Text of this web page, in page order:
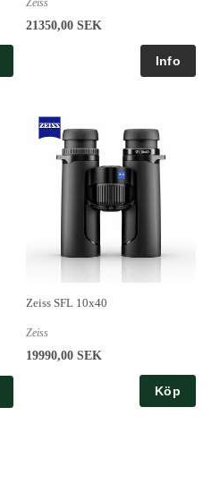
21350,00 SEK
Zeiss SFL 10x40
Zeiss
19990,00 SEK
Köp